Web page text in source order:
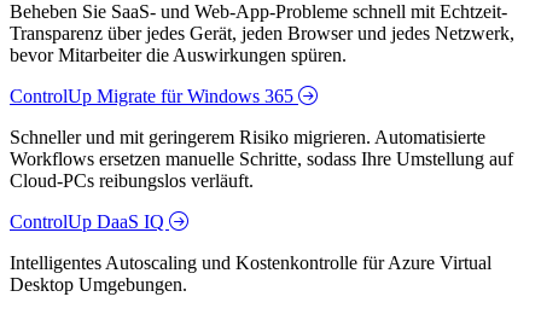
Beheben Sie SaaS- und Web-App-Probleme schnell mit Echtzeit-
Transparenz über jedes Gerät, jeden Browser und jedes Netzwerk,
bevor Mitarbeiter die Auswirkungen spüren.
ControlUp Migrate für Windows 365
Schneller und mit geringerem Risiko migrieren. Automatisierte
Workflows ersetzen manuelle Schritte, sodass Ihre Umstellung auf
Cloud-PCs reibungslos verläuft.
ControlUp DaaS IQ
Intelligentes Autoscaling und Kostenkontrolle für Azure Virtual
Desktop Umgebungen.